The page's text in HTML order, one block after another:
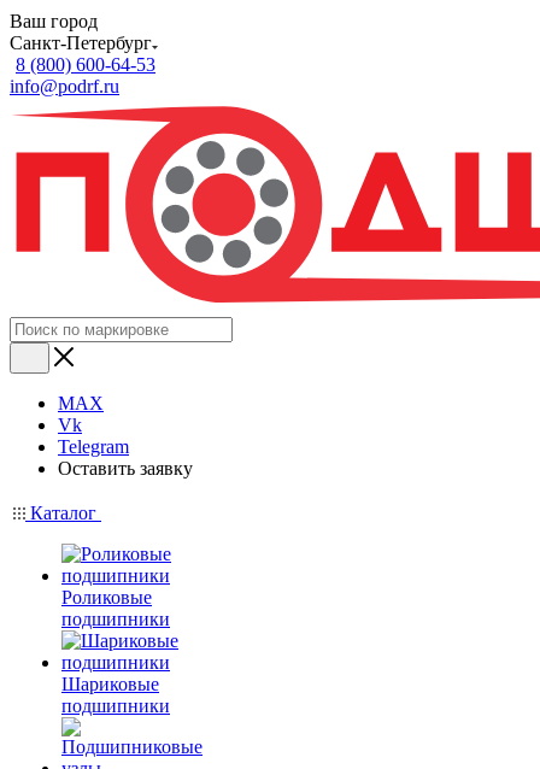
Ваш город
Санкт-Петербург
8 (800) 600-64-53
info@podrf.ru
MAX
Vk
Telegram
Оставить заявку
Каталог
Роликовые
подшипники
Шариковые
подшипники